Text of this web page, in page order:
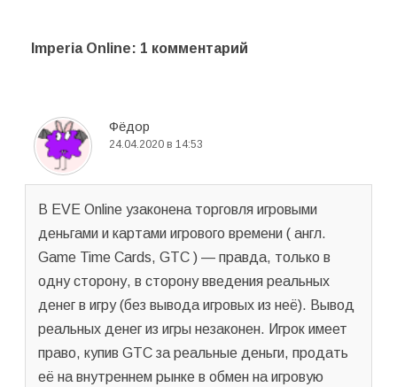
Imperia Online: 1 комментарий
Фёдор
24.04.2020 в 14:53
В EVE Online узаконена торговля игровыми
деньгами и картами игрового времени ( англ.
Game Time Cards, GTC ) — правда, только в
одну сторону, в сторону введения реальных
денег в игру (без вывода игровых из неё). Вывод
реальных денег из игры незаконен. Игрок имеет
право, купив GTC за реальные деньги, продать
её на внутреннем рынке в обмен на игровую